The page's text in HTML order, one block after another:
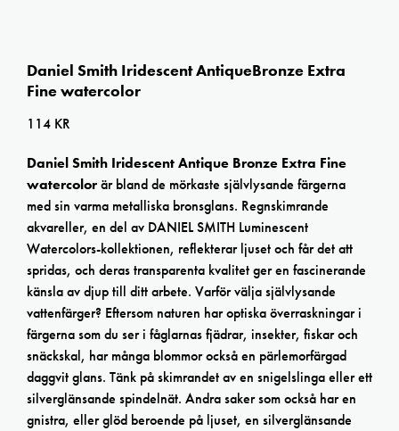
Daniel Smith Iridescent AntiqueBronze Extra
Fine watercolor
114 KR
Daniel Smith Iridescent Antique Bronze Extra Fine
watercolorär bland de mörkaste självlysande färgerna
med sin varma metalliska bronsglans. Regnskimrande
akvareller, en del av DANIEL SMITH Luminescent
Watercolors-kollektionen, reflekterar ljuset och får det att
spridas, och deras transparenta kvalitet ger en fascinerande
känsla av djup till ditt arbete. Varför välja självlysande
vattenfärger? Eftersom naturen har optiska överraskningar i
färgerna som du ser i fåglarnas fjädrar, insekter, fiskar och
snäckskal, har många blommor också en pärlemorfärgad
daggvit glans. Tänk på skimrandet av en snigelslinga eller ett
silverglänsande spindelnät. Andra saker som också har en
gnistra, eller glöd beroende på ljuset, en silverglänsande